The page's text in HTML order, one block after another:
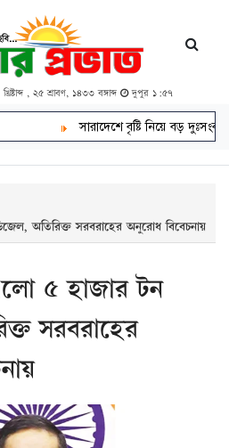
, ২৫ শ্রাবণ, ১৪৩৩ বঙ্গাব্দ দুপুর ১:৫৭
সারাদেশে বৃষ্টি নিয়ে বড় দুঃসংবাদ
অতিরিক্ত সরবরাহের অনুরোধ বিবেচনায়
৫ হাজার টন
সরবরাহের